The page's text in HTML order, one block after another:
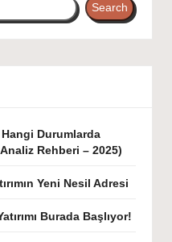
Search
Durumlarda
Rehberi – 2025)
Yeni Nesil Adresi
Burada Başlıyor!